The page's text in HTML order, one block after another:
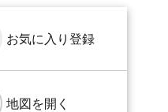
お気に入り 登録
地図を開く